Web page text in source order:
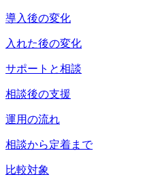
導入後の変化
入れた後の変化
サポートと相談
相談後の支援
運用の流れ
相談から定着まで
比較対象